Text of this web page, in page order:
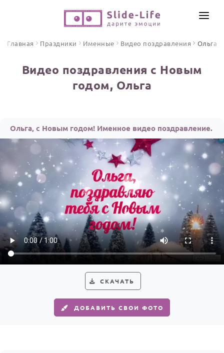
Открытки
Стихи и тексты
ПРАЗДНИКИ
С Днем рождения
Юбилей
Свадьба
Годовщина свадьбы
Календарь праздников
Женщине
Мужчине
ИНСТРУМЕНТЫ
ОТЗЫВЫ
Главная Праздники Именные Видео поздравления Ольга
Видео поздравления с Новым
годом, Ольга
Ольга, с Новым годом! Именное видео поздравление.
СКАЧАТЬ
ДОБАВИТЬ СВОИ ФОТО